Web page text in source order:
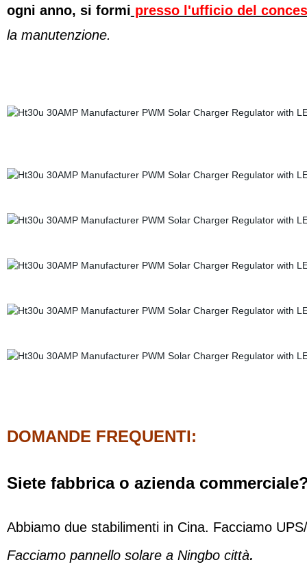
ogni anno, si formi presso l'ufficio del
la manutenzione.
DOMANDE FREQUENTI:
Siete fabbrica o azienda
Abbiamo due stabilimenti in Cina. Facciamo
Facciamo pannello solare a Ningbo città.